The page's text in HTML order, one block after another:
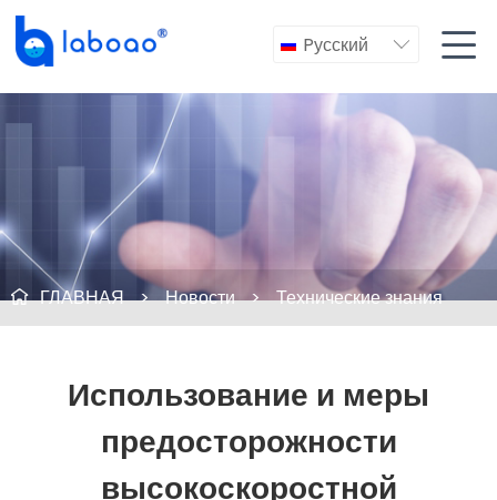
Pусский  
 ГЛАВНАЯ > Новости > Технические знания
Использование и меры
предосторожности
высокоскоростной